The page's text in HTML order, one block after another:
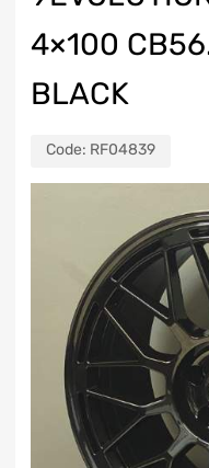
4×100
BLACK
Code: RF04839